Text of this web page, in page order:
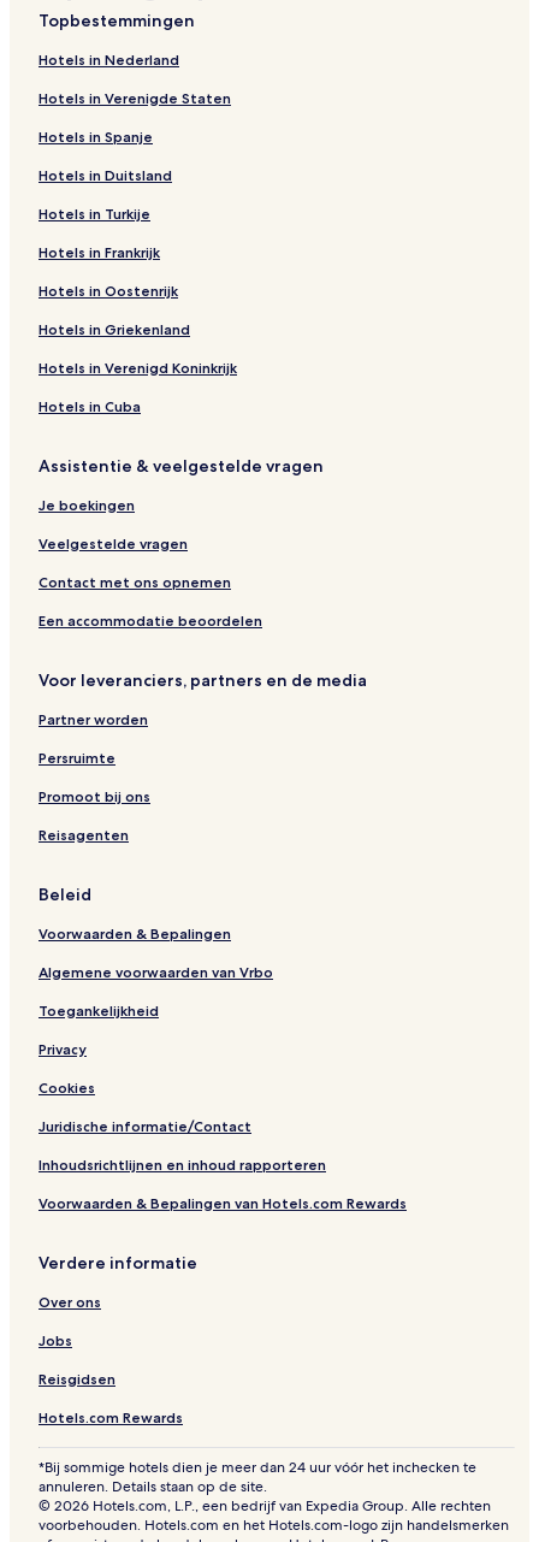
Topbestemmingen
Hotels in Nederland
Hotels in Verenigde Staten
Hotels in Spanje
Hotels in Duitsland
Hotels in Turkije
Hotels in Frankrijk
Hotels in Oostenrijk
Hotels in Griekenland
Hotels in Verenigd Koninkrijk
Hotels in Cuba
Assistentie & veelgestelde vragen
Je boekingen
Veelgestelde vragen
Contact met ons opnemen
Een accommodatie beoordelen
Voor leveranciers, partners en de media
Partner worden
Persruimte
Promoot bij ons
Reisagenten
Beleid
Voorwaarden & Bepalingen
Algemene voorwaarden van Vrbo
Toegankelijkheid
Privacy
Cookies
Juridische informatie/Contact
Inhoudsrichtlijnen en inhoud rapporteren
Voorwaarden & Bepalingen van Hotels.com Rewards
Verdere informatie
Over ons
Jobs
Reisgidsen
Hotels.com Rewards
*Bij sommige hotels dien je meer dan 24 uur vóór het inchecken te
annuleren. Details staan op de site.
© 2026 Hotels.com, L.P., een bedrijf van Expedia Group. Alle rechten
voorbehouden. Hotels.com en het Hotels.com-logo zijn handelsmerken